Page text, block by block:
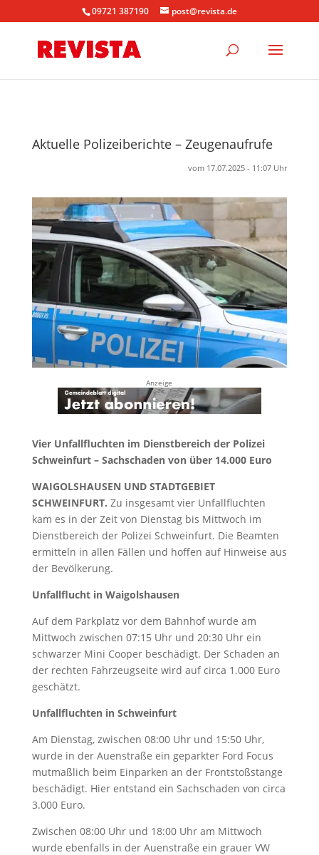
09721 387190 post@revista.de
Aktuelle Polizeiberichte – Zeugenaufrufe
vom 17.07.2025 - 11:07 Uhr
Anzeige
Vier Unfallfluchten im Dienstbereich der Polizei
Schweinfurt – Sachschaden von über 14.000 Euro
WAIGOLSHAUSEN UND STADTGEBIET
SCHWEINFURT. Zu insgesamt vier Unfallfluchten
kam es in der Zeit von Dienstag bis Mittwoch im
Dienstbereich der Polizei Schweinfurt. Die Beamten
ermitteln in allen Fällen und hoffen auf Hinweise aus
der Bevölkerung.
Unfallflucht in Waigolshausen
Auf dem Parkplatz vor dem Bahnhof wurde am
Mittwoch zwischen 07:15 Uhr und 20:30 Uhr ein
schwarzer Mini Cooper beschädigt. Der Schaden an
der rechten Fahrzeugseite wird auf circa 1.000 Euro
geschätzt.
Unfallfluchten in Schweinfurt
Am Dienstag, zwischen 08:00 Uhr und 15:50 Uhr,
wurde in der Auenstraße ein geparkter Ford Focus
mutmaßlich beim Einparken an der Frontstoßstange
beschädigt. Hier entstand ein Sachschaden von circa
3.000 Euro.
Zwischen 08:00 Uhr und 18:00 Uhr am Mittwoch
wurde ebenfalls in der Auenstraße ein grauer VW